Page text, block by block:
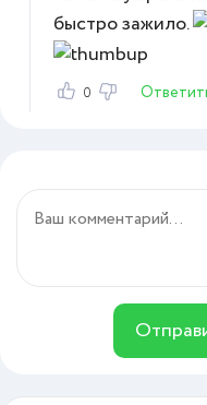
быстро зажило.
0